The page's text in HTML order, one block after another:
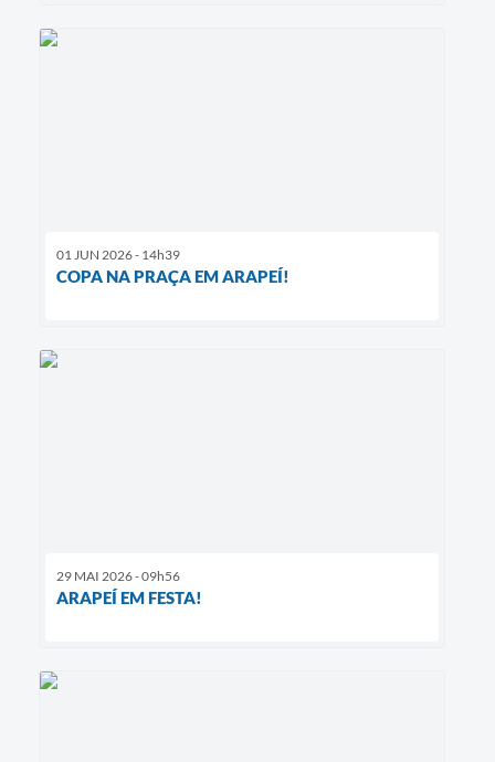
01 JUN 2026 - 14h39
COPA NA PRAÇA EM ARAPEÍ!
29 MAI 2026 - 09h56
ARAPEÍ EM FESTA!